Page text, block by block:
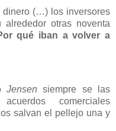
dinero (…) los inversores
otras noventa
qué iban a volver a
Jensen siempre se las
comerciales
salvan el pellejo una y